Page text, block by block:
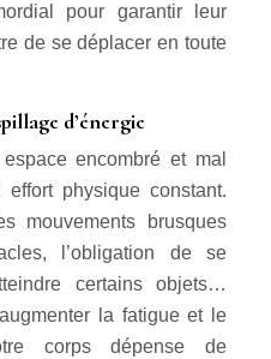
pour garantir leur
de se déplacer en toute
d’énergie
encombré et mal
physique constant.
mouvements brusques
l’obligation de se
certains objets…
la fatigue et le
corps dépense de